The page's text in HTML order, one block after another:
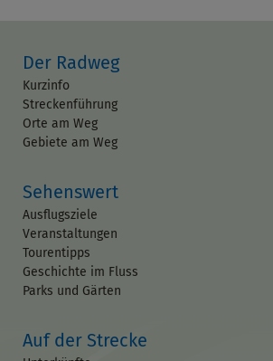
Der Radweg
Kurzinfo
Streckenführung
Orte am Weg
Gebiete am Weg
Sehenswert
Ausflugsziele
Veranstaltungen
Tourentipps
Geschichte im Fluss
Parks und Gärten
Auf der Strecke